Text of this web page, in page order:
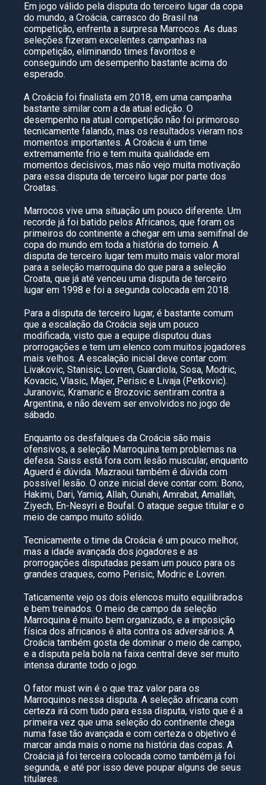
Em jogo válido pela disputa do terceiro lugar da copa
do mundo, a Croácia, carrasco do Brasil na
competição, enfrenta a surpresa Marrocos. As duas
seleções fizeram excelentes campanhas na
competição, eliminando times favoritos e
conseguindo um desempenho bastante acima do
esperado.
A Croácia foi finalista em 2018, em uma campanha
bastante similar com a da atual edição. O
desempenho na atual competição não foi primoroso
tecnicamente falando, mas os resultados vieram nos
momentos importantes. A Croácia é um time
extremamente frio e tem muita qualidade em
momentos decisivos, mas não vejo muita motivação
para essa disputa de terceiro lugar por parte dos
Croatas.
Marrocos vive uma situação um pouco diferente. Um
recorde já foi batido pelos Africanos, que foram os
primeiros do continente a chegar em uma semifinal de
copa do mundo em toda a história do torneio. A
disputa de terceiro lugar tem muito mais valor moral
para a seleção marroquina do que para a seleção
Croata, que já até venceu uma disputa de terceiro
lugar em 1998 e foi a segunda colocada em 2018.
Para a disputa de terceiro lugar, é bastante comum
que a escalação da Croácia seja um pouco
modificada, visto que a equipe disputou duas
prorrogações e tem um elenco com muitos jogadores
mais velhos. A escalação inicial deve contar com:
Livakovic, Stanisic, Lovren, Guardiola, Sosa, Modric,
Kovacic, Vlasic, Majer, Perisic e Livaja (Petkovic).
Juranovic, Kramaric e Brozovic sentiram contra a
Argentina, e não devem ser envolvidos no jogo de
sábado.
Enquanto os desfalques da Croácia são mais
ofensivos, a seleção Marroquina tem problemas na
defesa. Saiss está fora com lesão muscular, enquanto
Aguerd é dúvida. Mazraoui também é dúvida com
possível lesão. O onze inicial deve contar com: Bono,
Hakimi, Dari, Yamiq, Allah, Ounahi, Amrabat, Amallah,
Ziyech, En-Nesyri e Boufal. O ataque segue titular e o
meio de campo muito sólido.
Tecnicamente o time da Croácia é um pouco melhor,
mas a idade avançada dos jogadores e as
prorrogações disputadas pesam um pouco para os
grandes craques, como Perisic, Modric e Lovren.
Taticamente vejo os dois elencos muito equilibrados
e bem treinados. O meio de campo da seleção
Marroquina é muito bem organizado, e a imposição
física dos africanos é alta contra os adversários. A
Croácia também gosta de dominar o meio de campo,
e a disputa pela bola na faixa central deve ser muito
intensa durante todo o jogo.
O fator must win é o que traz valor para os
Marroquinos nessa disputa. A seleção africana com
certeza irá com tudo para essa disputa, visto que é a
primeira vez que uma seleção do continente chega
numa fase tão avançada e com certeza o objetivo é
marcar ainda mais o nome na história das copas. A
Croácia já foi terceira colocada como também já foi
segunda, e até por isso deve poupar alguns de seus
titulares.